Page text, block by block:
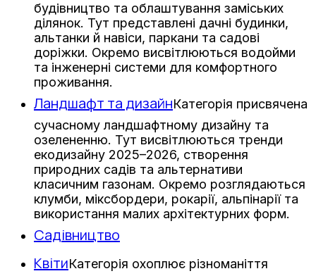
будівництво та облаштування заміських
ділянок. Тут представлені дачні будинки,
альтанки й навіси, паркани та садові
доріжки. Окремо висвітлюються водойми
та інженерні системи для комфортного
проживання.
Ландшафт та дизайнКатегорія присвячена
сучасному ландшафтному дизайну та
озелененню. Тут висвітлюються тренди
екодизайну 2025–2026, створення
природних садів та альтернативи
класичним газонам. Окремо розглядаються
клумби, міксбордери, рокарії, альпінарії та
використання малих архітектурних форм.
Садівництво
КвітиКатегорія охоплює різноманіття